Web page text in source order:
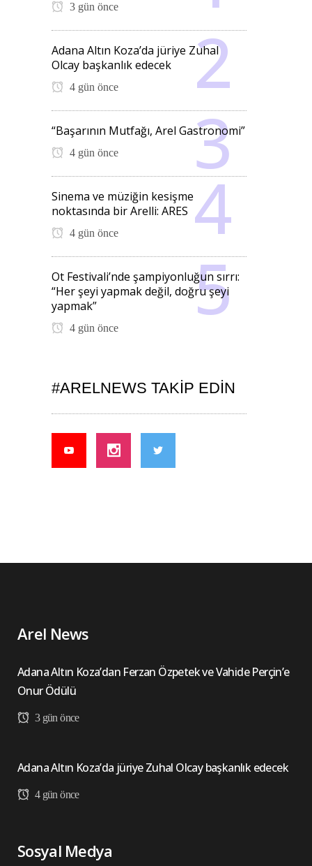
3 gün önce
Adana Altın Koza’da jüriye Zuhal
Olcay başkanlık edecek
4 gün önce
“Başarının Mutfağı, Arel Gastronomi”
4 gün önce
Sinema ve müziğin kesişme
noktasında bir Arelli: ARES
4 gün önce
Ot Festivali’nde şampiyonluğun sırrı:
“Her şeyi yapmak değil, doğru şeyi
yapmak”
4 gün önce
#ARELNEWS TAKIP EDIN
Arel News
Adana Altın Koza’dan Ferzan Özpetek ve Vahide Perçin’e
Onur Ödülü
3 gün önce
Adana Altın Koza’da jüriye Zuhal Olcay başkanlık edecek
4 gün önce
Sosyal Medya